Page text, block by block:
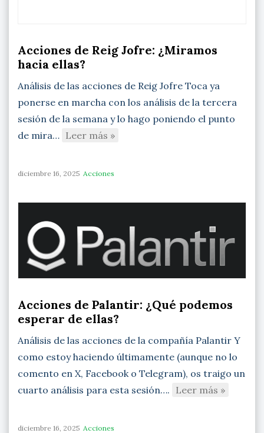
Acciones de Reig Jofre: ¿Miramos
hacia ellas?
Análisis de las acciones de Reig Jofre Toca ya
ponerse en marcha con los análisis de la tercera
sesión de la semana y lo hago poniendo el punto
de mira… Leer más »
diciembre 16, 2025 Acciones
Acciones de Palantir: ¿Qué podemos
esperar de ellas?
Análisis de las acciones de la compañía Palantir Y
como estoy haciendo últimamente (aunque no lo
comento en X, Facebook o Telegram), os traigo un
cuarto análisis para esta sesión…. Leer más »
diciembre 16, 2025 Acciones